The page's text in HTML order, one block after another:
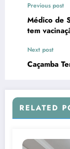
Previous post
Médico de
tem
Next post
Caçamba
RELATED